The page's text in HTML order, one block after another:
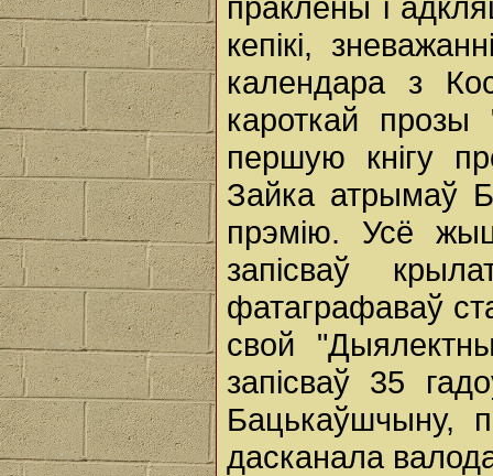
кепікі,
календара з
кароткай
першую кнігу
Зайка атрымаў
прэмію. Усё
запісваў
фатаграфаваў
свой
запісваў 35
Бацькаўшчыну,
дасканала